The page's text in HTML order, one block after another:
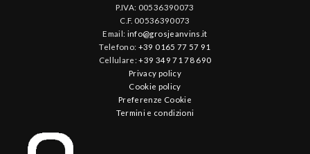
P.IVA: 00536390073
C.F. 00536390073
Email: info@grosjeanvins.it
Telefono: +39 0165 77 57 91
Cellulare: +39 349 71 78 690
Privacy policy
Cookie policy
Preferenze Cookie
Termini e condizioni